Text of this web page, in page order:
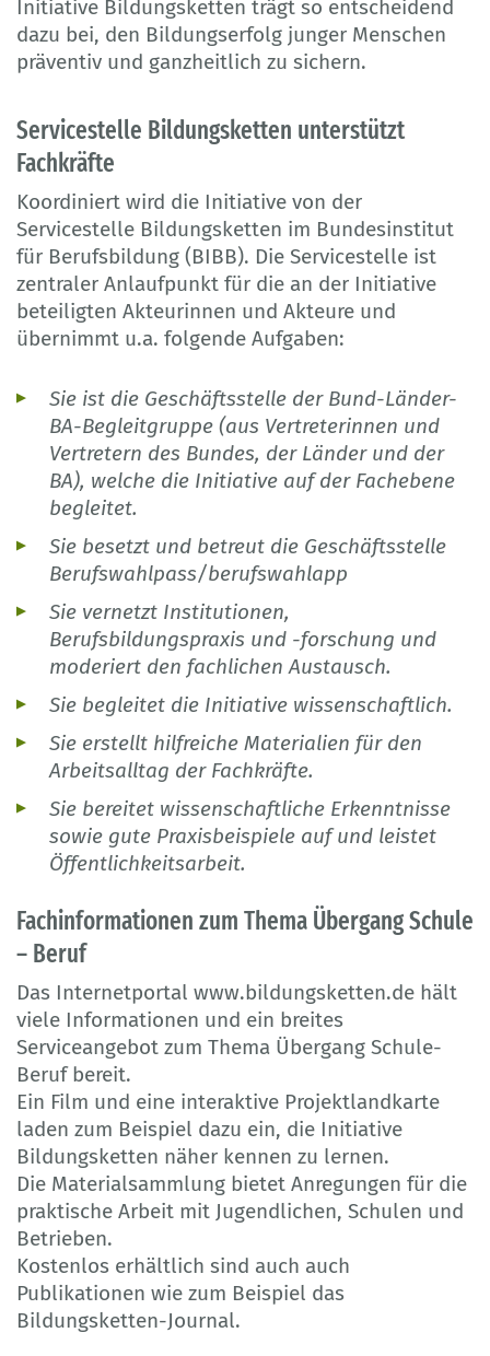
Initiative Bildungsketten trägt so entscheidend
dazu bei, den Bildungserfolg junger Menschen
präventiv und ganzheitlich zu sichern.
Servicestelle Bildungsketten unterstützt
Fachkräfte
Koordiniert wird die Initiative von der
Servicestelle Bildungsketten im Bundesinstitut
für Berufsbildung (BIBB). Die Servicestelle ist
zentraler Anlaufpunkt für die an der Initiative
beteiligten Akteurinnen und Akteure und
übernimmt u.a. folgende Aufgaben:
Sie ist die Geschäftsstelle der Bund-Länder-
BA-Begleitgruppe (aus Vertreterinnen und
Vertretern des Bundes, der Länder und der
BA), welche die Initiative auf der Fachebene
begleitet.
Sie besetzt und betreut die Geschäftsstelle
Berufswahlpass/berufswahlapp
Sie vernetzt Institutionen,
Berufsbildungspraxis und -forschung und
moderiert den fachlichen Austausch.
Sie begleitet die Initiative wissenschaftlich.
Sie erstellt hilfreiche Materialien für den
Arbeitsalltag der Fachkräfte.
Sie bereitet wissenschaftliche Erkenntnisse
sowie gute Praxisbeispiele auf und leistet
Öffentlichkeitsarbeit.
Fachinformationen zum Thema Übergang Schule
– Beruf
Das Internetportal www.bildungsketten.de hält
viele Informationen und ein breites
Serviceangebot zum Thema Übergang Schule-
Beruf bereit.
Ein Film und eine interaktive Projektlandkarte
laden zum Beispiel dazu ein, die Initiative
Bildungsketten näher kennen zu lernen.
Die Materialsammlung bietet Anregungen für die
praktische Arbeit mit Jugendlichen, Schulen und
Betrieben.
Kostenlos erhältlich sind auch auch
Publikationen wie zum Beispiel das
Bildungsketten-Journal.